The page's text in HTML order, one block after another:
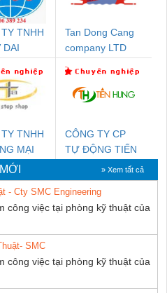
TNHH
DAI
Tan Dong Cang
company LTD
TNHH
MẠI
VIỆT
CÔNG TY CP
TỰ ĐỘNG TIẾN
» Xem tất cả
- Cty SMC Engineering
công việc tại phòng kỹ thuật của
SMC
công việc tại phòng kỹ thuật của